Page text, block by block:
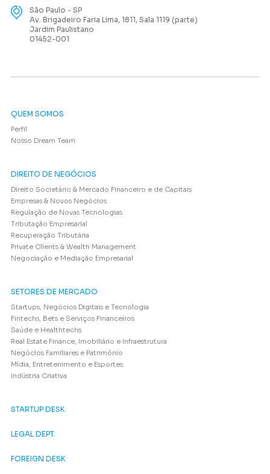
São Paulo - SP
Av. Brigadeiro Faria Lima, 1811, Sala 1119 (parte)
Jardim Paulistano
01452-001
QUEM SOMOS
Perfil
Nosso Dream Team
DIREITO DE NEGÓCIOS
Direito Societário & Mercado Financeiro e de Capitais
Empresas & Novos Negócios
Regulação de Novas Tecnologias
Tributação Empresarial
Recuperação Tributária
Private Clients & Wealth Management
Negociação e Mediação Empresarial
SETORES DE MERCADO
Startups, Negócios Digitais e Tecnologia
Fintechs, Bets e Serviços Financeiros
Saúde e Healthtechs
Real Estate Finance, Imobiliário e Infraestrutura
Negócios Familiares e Patrimônio
Mídia, Entretenimento e Esportes
Indústria Criativa
STARTUP DESK
LEGAL DEPT.
FOREIGN DESK